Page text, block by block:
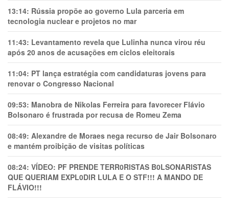
13:14: Rússia propõe ao governo Lula parceria em
tecnologia nuclear e projetos no mar
11:43: Levantamento revela que Lulinha nunca virou réu
após 20 anos de acusações em ciclos eleitorais
11:04: PT lança estratégia com candidaturas jovens para
renovar o Congresso Nacional
09:53: Manobra de Nikolas Ferreira para favorecer Flávio
Bolsonaro é frustrada por recusa de Romeu Zema
08:49: Alexandre de Moraes nega recurso de Jair Bolsonaro
e mantém proibição de visitas políticas
08:24: VÍDEO: PF PRENDE TERR0RlSTAS B0LSONARlSTAS
QUE QUERIAM EXPL0DlR LULA E O STF!!! A MANDO DE
FLÁVIO!!!